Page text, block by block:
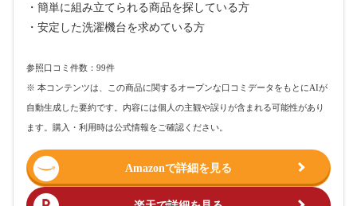
・簡単に組み立てられる商品を探している方
・安定した洗濯機台を求めている方
参照口コミ件数：99件
※ 本コンテンツは、この商品に関するオープンな口コミデータをもとにAIが
自動生成した要約です。内容には個人の主観や誤りが含まれる可能性があり
ます。購入・利用時は公式情報をご確認ください。
Amazonで詳細を見る